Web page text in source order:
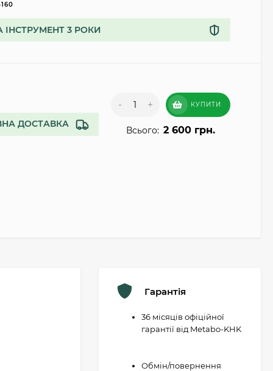
ІНСТРУМЕНТ 3 РОКИ
ДОСТАВКА
- + КУПИТИ
Всього: 2 600 грн.
Гарантія
36 місяців офіційної
гарантії від Metabo-KHK
Обмін/повернення